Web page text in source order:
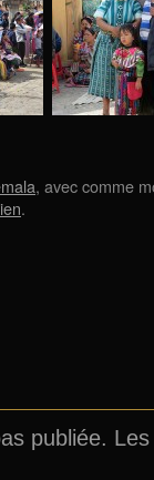
, avec comme
.
publiée.